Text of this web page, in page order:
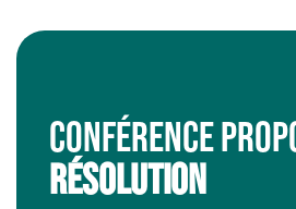
CONFÉRENCE
RÉSOLUTION